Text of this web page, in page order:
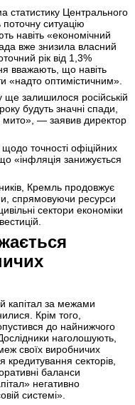
статистику Центрального
ситуацію
навіть «економічний
вже знизила власний
рік від 1,3%
вважають, що навіть
«надто оптимістичним».
ще залишилося російській
будуть значні спади,
мито», — заявив директор
точності офіційних
«інфляція занижується
Кремль продовжує
спрямовуючи ресурси
сектори економіки
капітал за межами
Крім того,
до найнижчого
наголошують,
своїх виробничих
секторів,
баланси
негативно
системі».